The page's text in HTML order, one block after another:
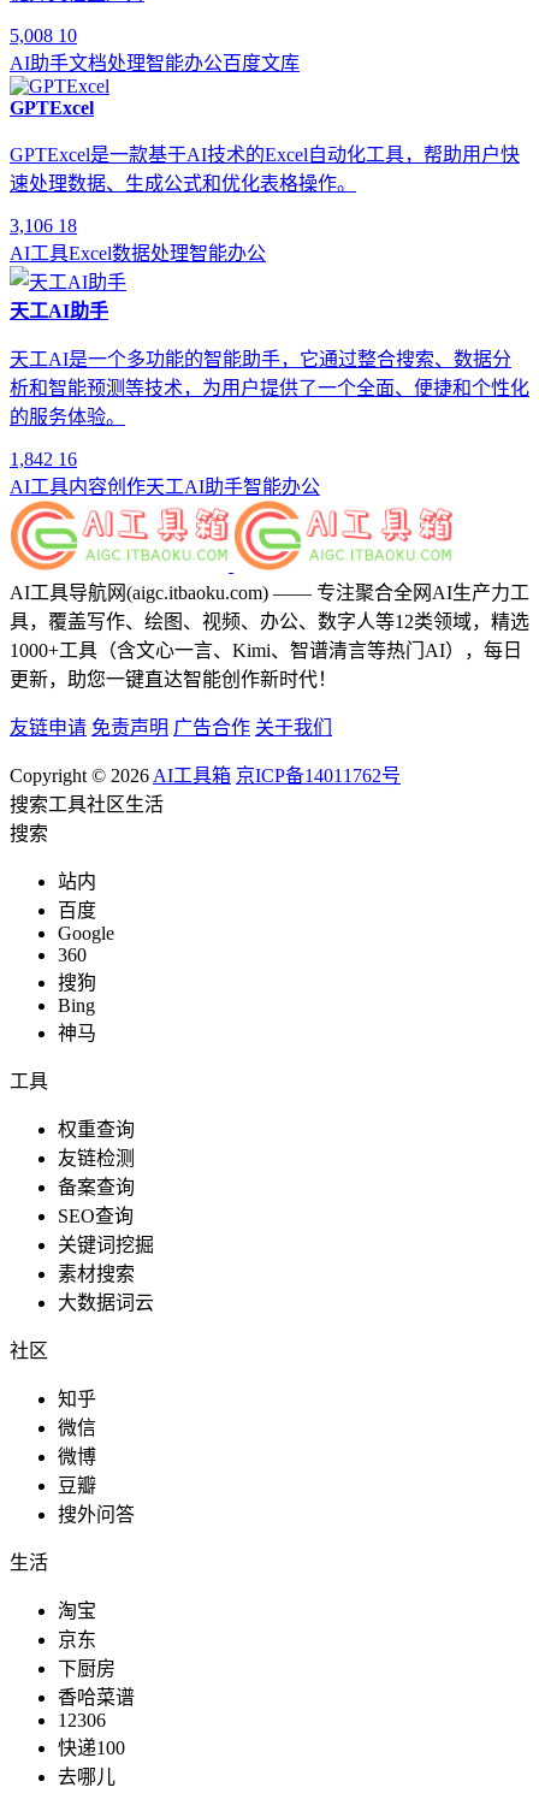
5,008 10
AI助手文档处理智能办公百度文库
GPTExcel
GPTExcel是一款基于AI技术的Excel自动化工具，帮助用户快
速处理数据、生成公式和优化表格操作。
3,106 18
AI工具Excel数据处理智能办公
天工AI助手
天工AI是一个多功能的智能助手，它通过整合搜索、数据分
析和智能预测等技术，为用户提供了一个全面、便捷和个性化
的服务体验。
1,842 16
AI工具内容创作天工AI助手智能办公
AI工具导航网(aigc.itbaoku.com) —— 专注聚合全网AI生产力工
具，覆盖写作、绘图、视频、办公、数字人等12类领域，精选
1000+工具（含文心一言、Kimi、智谱清言等热门AI），每日
更新，助您一键直达智能创作新时代！
友链申请 免责声明 广告合作 关于我们
Copyright © 2026 AI工具箱 京ICP备14011762号
搜索工具社区生活
搜索
站内
百度
Google
360
搜狗
Bing
神马
工具
权重查询
友链检测
备案查询
SEO查询
关键词挖掘
素材搜索
大数据词云
社区
知乎
微信
微博
豆瓣
搜外问答
生活
淘宝
京东
下厨房
香哈菜谱
12306
快递100
去哪儿